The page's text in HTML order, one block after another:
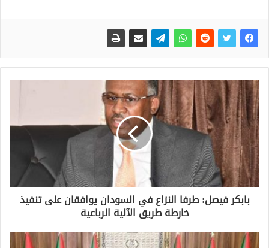
بابكر فيصل: طرفا النزاع في السودان يوافقان على تنفيذ
خارطة طريق الآلية الرباعية